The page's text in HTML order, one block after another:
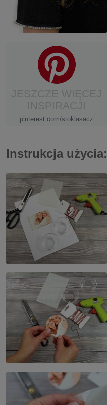
pinterest.com/stoklasacz
Instrukcja użycia: